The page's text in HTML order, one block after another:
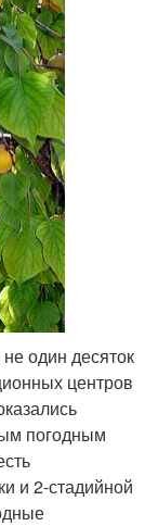
один десяток
центров
погодным
и 2-стадийной